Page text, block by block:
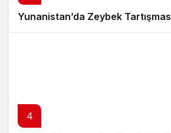
Yunanistan’da Zeybek
4